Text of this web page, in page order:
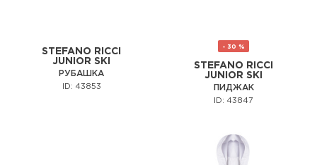
STEFANO RICCI
JUNIOR SKI
РУБАШКА
ID: 43853
- 30 %
STEFANO RICCI
JUNIOR SKI
ПИДЖАК
ID: 43847